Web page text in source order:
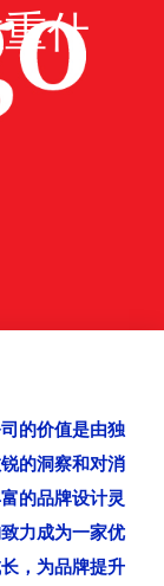
什
的价值是由独
的洞察和对消
的品牌设计灵
力成为一家优
，为品牌提升